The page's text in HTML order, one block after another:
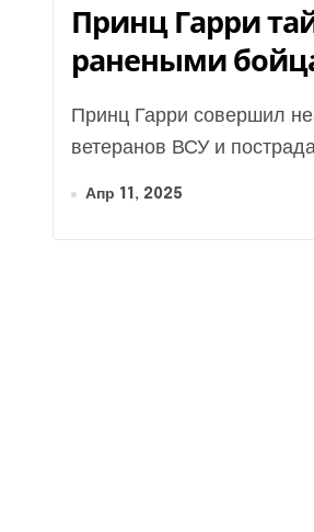
Принц Гарри
ранеными
Принц Гарри совершил неанонсированный визит во Львов, во время которого посетил
ветеранов ВСУ и
Апр 11, 2025